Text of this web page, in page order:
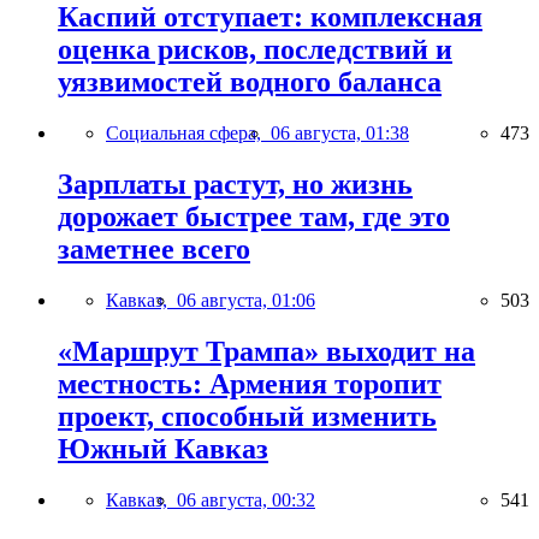
Каспий отступает: комплексная
оценка рисков, последствий и
уязвимостей водного баланса
Социальная сфера, 06 августа, 01:38 473
Зарплаты растут, но жизнь
дорожает быстрее там, где это
заметнее всего
Кавказ, 06 августа, 01:06 503
«Маршрут Трампа» выходит на
местность: Армения торопит
проект, способный изменить
Южный Кавказ
Кавказ, 06 августа, 00:32 541